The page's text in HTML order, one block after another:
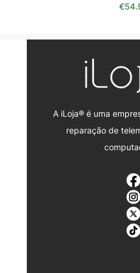
€
A iLoja® é uma
reparação de